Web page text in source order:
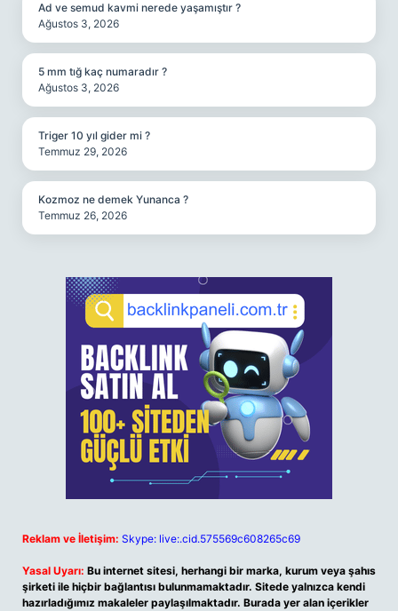
Ad ve semud kavmi nerede yaşamıştır ?
Ağustos 3, 2026
5 mm tığ kaç numaradır ?
Ağustos 3, 2026
Triger 10 yıl gider mi ?
Temmuz 29, 2026
Kozmoz ne demek Yunanca ?
Temmuz 26, 2026
Reklam ve İletişim: Skype: live:.cid.575569c608265c69
Yasal Uyarı: Bu internet sitesi, herhangi bir marka, kurum veya şahıs
şirketi ile hiçbir bağlantısı bulunmamaktadır. Sitede yalnızca kendi
hazırladığımız makaleler paylaşılmaktadır. Burada yer alan içerikler